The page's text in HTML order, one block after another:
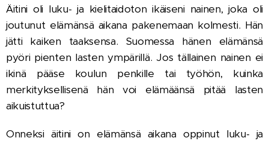
Äitini oli luku- ja kielitaidoton ikäiseni nainen, joka oli
joutunut elämänsä aikana pakenemaan kolmesti. Hän
jätti kaiken taaksensa. Suomessa hänen elämänsä
pyöri pienten lasten ympärillä. Jos tällainen nainen ei
ikinä pääse koulun penkille tai työhön, kuinka
merkityksellisenä hän voi elämäänsä pitää lasten
aikuistuttua?
Onneksi äitini on elämänsä aikana oppinut luku- ja